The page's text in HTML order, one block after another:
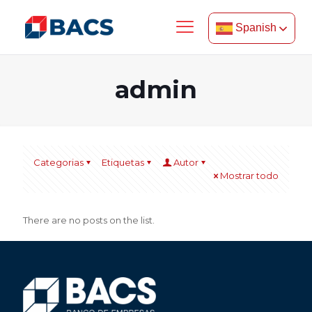
Spanish
admin
Categorias Etiquetas
Autor
Mostrar todo
There are no posts on the list.